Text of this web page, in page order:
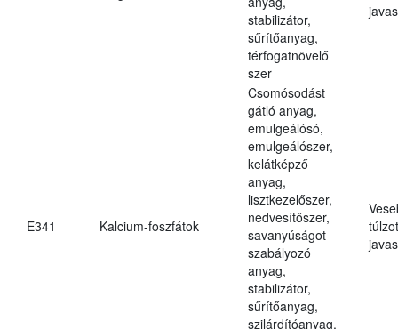
stabilizátor,
sűrítőanyag,
térfogatnövelő
szer
E341 Kalcium-foszfátok
Csomósodást
gátló anyag,
emulgeálósó,
emulgeálószer,
kelátképző
anyag,
lisztkezelőszer,
nedvesítőszer,
savanyúságot
szabályozó
anyag,
stabilizátor,
sűrítőanyag,
szilárdítóanyag,